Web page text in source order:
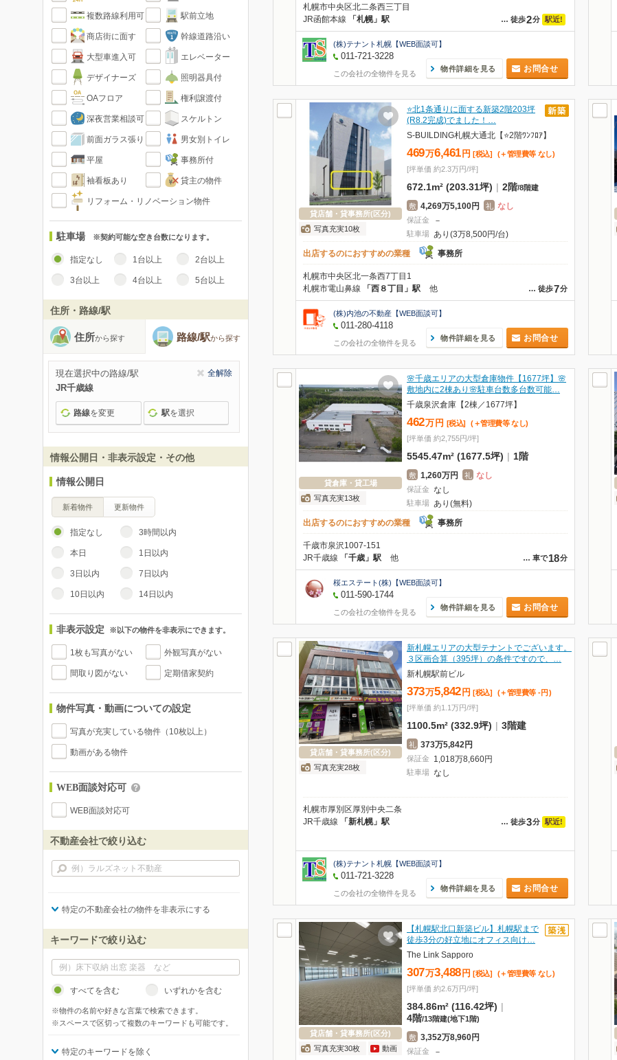
複数路線利用可 駅前立地
商店街に面す 幹線道路沿い
大型車進入可 エレベーター
デザイナーズ 照明器具付
OAフロア 権利譲渡付
深夜営業相談可 スケルトン
前面ガラス張り 男女別トイレ
平屋 事務所付
袖看板あり 貸主の物件
リフォーム・リノベーション物件
駐車場 ※契約可能な空き台数になります。
指定なし 1台以上 2台以上
3台以上 4台以上 5台以上
住所・路線/駅
住所から探す 路線/駅から探す
現在選択中の路線/駅 全解除
JR千歳線
路線を変更 駅を選択
情報公開日・非表示設定・その他
情報公開日
新着物件 更新物件
指定なし 3時間以内
本日 1日以内
3日以内 7日以内
10日以内 14日以内
非表示設定 ※以下の物件を非表示にできます。
1枚も写真がない 外観写真がない
間取り図がない 定期借家契約
物件写真・動画についての設定
写真が充実している物件（10枚以上）
動画がある物件
WEB面談対応可
WEB面談対応可
不動産会社で絞り込む
特定の不動産会社の物件を非表示にする
キーワードで絞り込む
すべてを含む いずれかを含む
※物件の名前や好きな言葉で検索できます。
※スペースで区切って複数のキーワードも可能です。
特定のキーワードを除く
札幌市中央区北二条西三丁目
… 徒歩2分 駅近!
JR函館本線 「札幌」駅
(株)テナント札幌【WEB面談可】
011-721-3228
この会社の全物件を見る
物件詳細を見る お問合せ
貸店舗・貸事務所(区分)
写真充実10枚
⭐北1条通りに面する新築2階203坪
(R8.2完成)でました！…
S-BUILDING札幌大通北【⭐2階ﾜﾝﾌﾛｱ】
469万6,461 円 [税込] (＋管理費等 なし)
[坪単価 約2.3万円/坪]
672.1m² (203.31坪) | 2階/8階建
敷 4,269万5,100円 礼 なし
保証金 －
駐車場 あり(3万8,500円/台)
出店するのにおすすめの業種
事務所
札幌市中央区北一条西7丁目1
… 徒歩7分
札幌市電山鼻線 「西８丁目」駅 他
(株)内池の不動産【WEB面談可】
011-280-4118
この会社の全物件を見る
物件詳細を見る お問合せ
貸倉庫・貸工場
写真充実13枚
🌸千歳エリアの大型倉庫物件【1677坪】🌸
敷地内に2棟あり🌸駐車台数多台数可能…
千歳泉沢倉庫【2棟／1677坪】
462万 円 [税込] (＋管理費等 なし)
[坪単価 約2,755円/坪]
5545.47m² (1677.5坪) | 1階
敷 1,260万円 礼 なし
保証金 なし
駐車場 あり(無料)
出店するのにおすすめの業種
事務所
千歳市泉沢1007-151
… 車で18分
JR千歳線 「千歳」駅 他
桜エステート(株)【WEB面談可】
011-590-1744
この会社の全物件を見る
物件詳細を見る お問合せ
貸店舗・貸事務所(区分)
写真充実28枚
新札幌エリアの大型テナントでございます。
３区画合算（395坪）の条件ですので、…
新札幌駅前ビル
373万5,842 円 [税込] (＋管理費等 - 円 )
[坪単価 約1.1万円/坪]
1100.5m² (332.9坪) | 3階建
礼 373万5,842円
保証金 1,018万8,660円
駐車場 なし
札幌市厚別区厚別中央二条
… 徒歩3分 駅近!
JR千歳線 「新札幌」駅
(株)テナント札幌【WEB面談可】
011-721-3228
この会社の全物件を見る
物件詳細を見る お問合せ
貸店舗・貸事務所(区分)
写真充実30枚
動画
【札幌駅北口新築ビル】札幌駅まで
徒歩3分の好立地にオフィス向け…
The Link Sapporo
307万3,488 円 [税込] (＋管理費等 なし)
[坪単価 約2.6万円/坪]
384.86m² (116.42坪) |
4階/13階建(地下1階)
敷 3,352万8,960円
保証金 －